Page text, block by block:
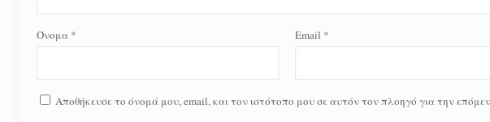
Όνομα * Email *
Αποθήκευσε το όνομά μου, email, και τον ιστότοπο μου σε αυτόν τον πλοηγό για την